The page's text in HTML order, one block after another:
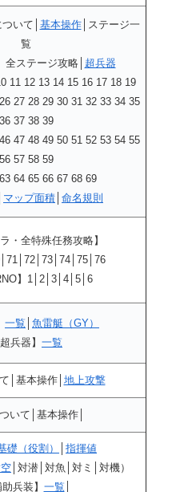
いて│ 基本操作│ステージ一
覧
全ステージ攻略│ 超兵器
11 12 13 14 15 16 17 18 19
27 28 29 30 31 32 33 34 35
36 37 38 39
47 48 49 50 51 52 53 54 55
56 57 58 59
64 65 66 67 68 69
マップ面積 命名規則
・全特殊任務攻略】
】1│2│3│4│5│6
一覧 魚雷艇（GY）
超兵器】 一覧
│基本操作│ 地上攻撃
いて│基本操作│
礎（役割）
指揮値
│対潜│対魚│対ミ│対機）
助兵装】 一覧